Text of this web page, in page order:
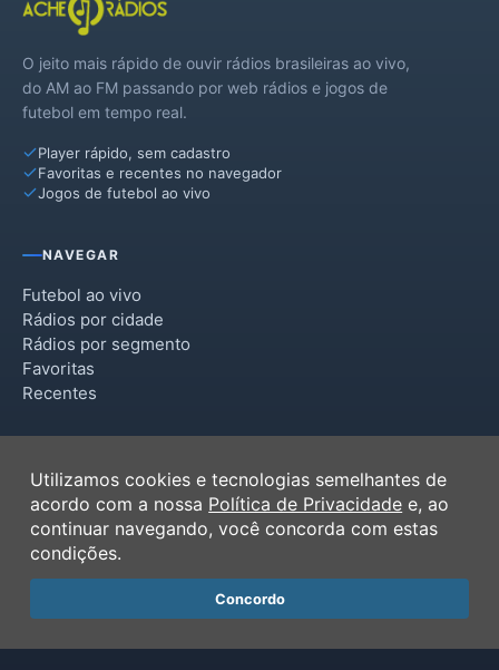
Cristalina
Mimoso de Goiás
Novo Gama
Orizona
Padre Bernardo
Pirenópolis
Planaltina
Santo Antônio do Descoberto
Silvânia
Vila Propício
O jeito mais rápido de ouvir rádios brasileiras ao vivo,
do AM ao FM passando por web rádios e jogos de
futebol em tempo real.
Player rápido, sem cadastro
Favoritas e recentes no navegador
Jogos de futebol ao vivo
NAVEGAR
Futebol ao vivo
Rádios por cidade
Rádios por segmento
Favoritas
Recentes
Termos de Uso
Política de Privacidade
Ferramentas
Contato
Utilizamos cookies e tecnologias semelhantes de
acordo com a nossa Política de Privacidade e, ao
continuar navegando, você concorda com estas
condições.
Concordo